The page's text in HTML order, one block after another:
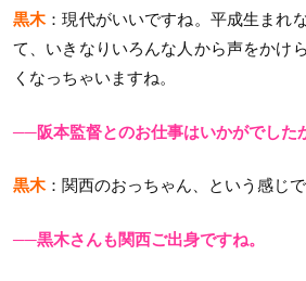
黒木：現代がいいですね。平成生まれ
て、いきなりいろんな人から声をかけ
くなっちゃいますね。
──阪本監督とのお仕事はいかがでした
黒木：関西のおっちゃん、という感じで
──黒木さんも関西ご出身ですね。